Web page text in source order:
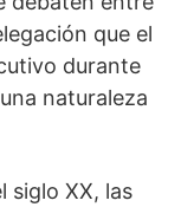
que el
durante
naturaleza
siglo XX, las